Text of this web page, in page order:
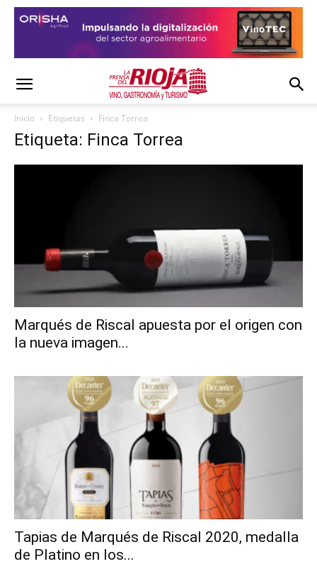
Inicio Etiquetas Finca Torrea
Etiqueta: Finca Torrea
Marqués de Riscal apuesta por el origen con
la nueva imagen...
Tapias de Marqués de Riscal 2020, medalla
de Platino en los...